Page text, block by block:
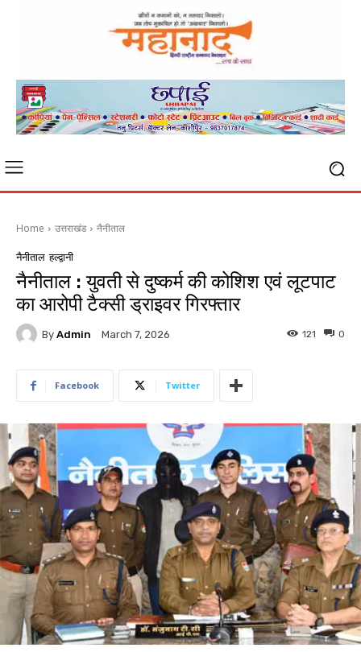
Home उत्तराखंड नैनीताल
नैनीताल हल्द्वानी
नैनीताल : युवती से दुष्कर्म की कोशिश एवं लूटपाट
का आरोपी टैक्सी ड्राइवर गिरफ्तार
By Admin March 7, 2026 0
121
Facebook Twitter